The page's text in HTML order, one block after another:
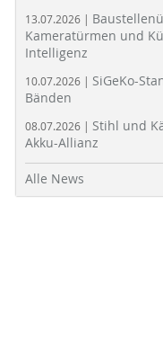
13.07.2026 |
Kameratürmen und
Intelligenz
10.07.2026 | SiGeKo-
Bänden
08.07.2026 | Stihl und
Akku-Allianz
Alle News